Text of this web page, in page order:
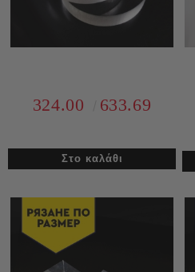
324.00 633.69